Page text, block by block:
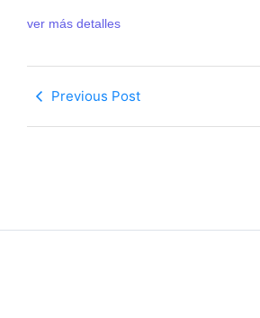
ver más detalles
Previous Post